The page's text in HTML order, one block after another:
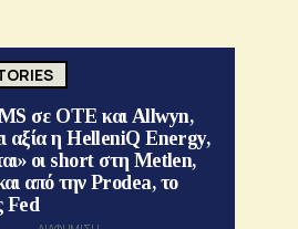
σε ΟΤΕ και Allwyn,
αξία η HelleniQ Energy,
οι short στη Metlen,
από την Prodea, το
Fed